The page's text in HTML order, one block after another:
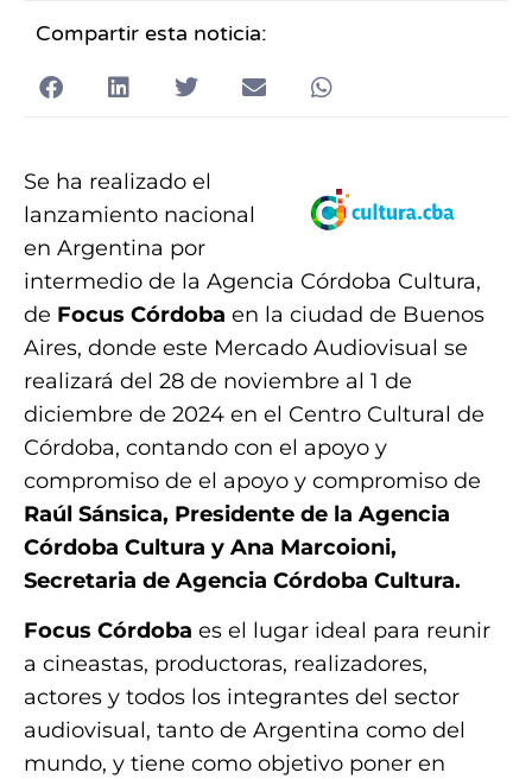
Compartir esta noticia:
Se ha realizado el
lanzamiento nacional
en Argentina por
intermedio de la Agencia Córdoba Cultura,
de Focus Córdoba en la ciudad de Buenos
Aires, donde este Mercado Audiovisual se
realizará del 28 de noviembre al 1 de
diciembre de 2024 en el Centro Cultural de
Córdoba, contando con el apoyo y
compromiso de el apoyo y compromiso de
Raúl Sánsica, Presidente de la Agencia
Córdoba Cultura y Ana Marcoioni,
Secretaria de Agencia Córdoba Cultura.
Focus Córdoba es el lugar ideal para reunir
a cineastas, productoras, realizadores,
actores y todos los integrantes del sector
audiovisual, tanto de Argentina como del
mundo, y tiene como objetivo poner en